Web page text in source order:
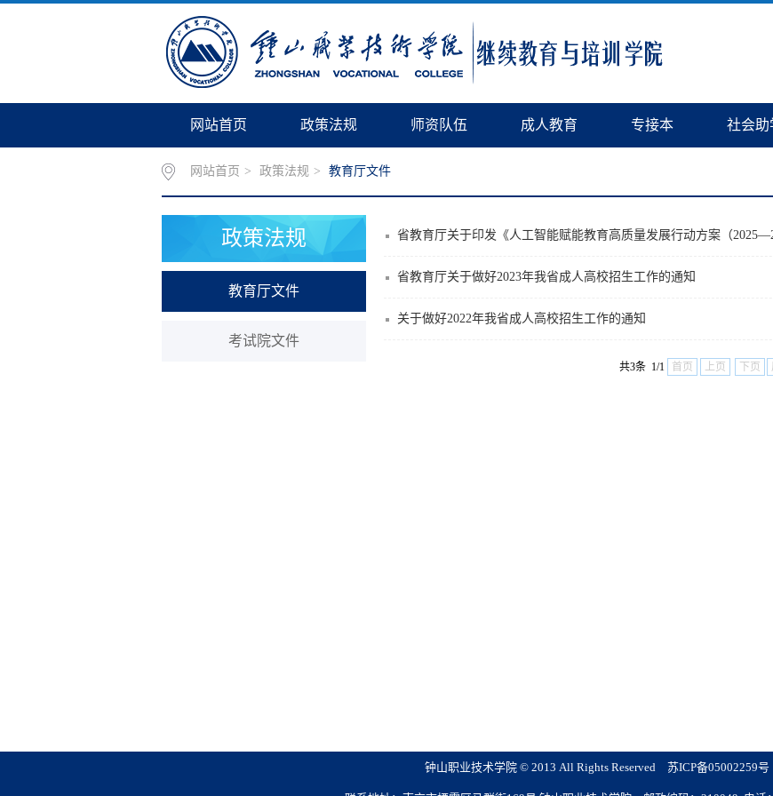
网站首页 政策法规 师资队伍 成人教育 专接本 社会助
网站首页 > 政策法规 > 教育厅文件
政策法规
教育厅文件
考试院文件
省教育厅关于印发《人工智能赋能教育高质量发展行动方案（
省教育厅关于做好2023年我省成人高校招生工作的通知
关于做好2022年我省成人高校招生工作的通知
共3条 1/1 首页 上页 下页
钟山职业技术学院 © 2013 All Rights Reserved 苏ICP备05002259号